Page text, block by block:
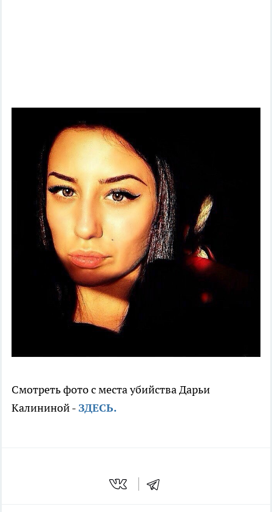
Смотреть фото с места убийства Дарьи
Калининой -ЗДЕСЬ.